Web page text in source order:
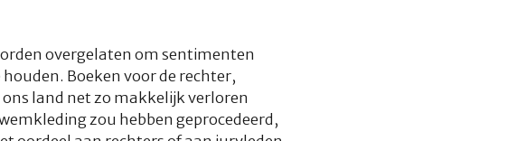
overgelaten om sentimenten
Boeken voor de rechter,
land net zo makkelijk verloren
zou hebben geprocedeerd,